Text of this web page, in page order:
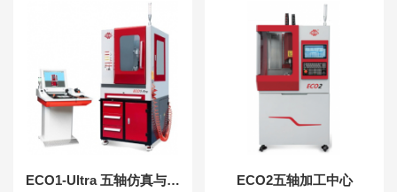
ECO1-Ultra 五轴仿真与加工一体机 ECO2五轴加工中心